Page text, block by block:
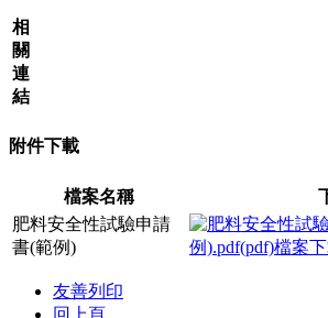
相
關
連
結
附件下載
檔案名稱
肥料安全性試驗申請
書(範例)
友善列印
回上頁